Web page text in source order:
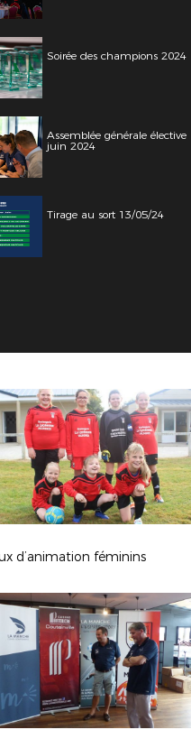
Soirée des champions 2024
Assemblée générale élective
juin 2024
Tirage au sort 13/05/24
d’animation féminins